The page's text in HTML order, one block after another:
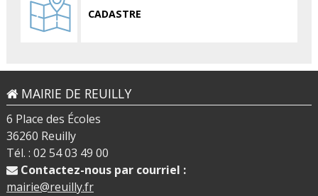
CADASTRE
MAIRIE DE REUILLY
6 Place des Écoles
36260 Reuilly
Tél. : 02 54 03 49 00
Contactez-nous par courriel :
mairie@reuilly.fr